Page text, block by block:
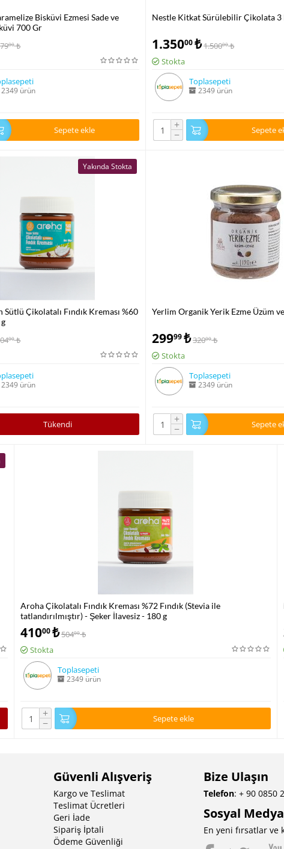
Bisküvi Ezmesi Sade ve
700 Gr
00 ₺
2349 ürün
Sepete ekle
Nestle Kitkat Sürülebilir Çikolata 3
1.35000₺1.50000 ₺
Stokta
Toplasepeti
2349 ürün
+
− Sepete
Yakında Stokta
Sütlü Çikolatalı Fındık Kreması %60
00 ₺
2349 ürün
Tükendi
Yerlim Organik Yerik Ezme Üzüm
29999₺32000 ₺
Stokta
Toplasepeti
2349 ürün
+
− Sepete
Aroha Çikolatalı Fındık Kreması %72 Fındık (Stevia ile
tatlandırılmıştır) - Şeker İlavesiz - 180 g
41000₺50400 ₺
Stokta
Toplasepeti
2349 ürün
+
− Sepete ekle
Güvenli Alışveriş
Kargo ve Teslimat
Teslimat Ücretleri
Geri İade
Sipariş İptali
Ödeme Güvenliği
Bize Ulaşın
Telefon: + 90 0850
Sosyal
En yeni fırsatlar ve